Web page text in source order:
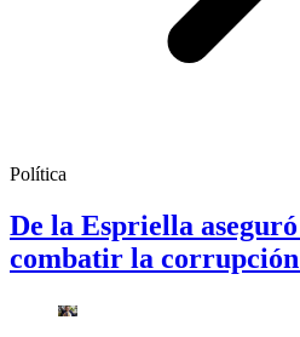
Política
De la Espriella
combatir la